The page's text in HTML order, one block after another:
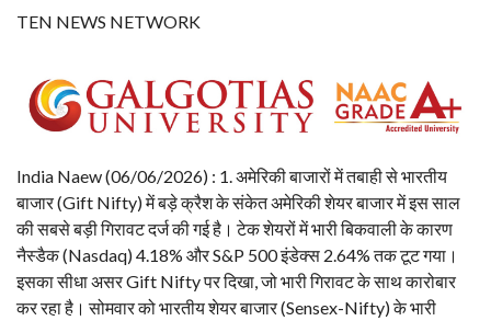
TEN NEWS NETWORK
India Naew (06/06/2026) : ​1. अमेरिकी बाजारों में तबाही से भारतीय
बाजार (Gift Nifty) में बड़े क्रैश के संकेत ​अमेरिकी शेयर बाजार में इस साल
की सबसे बड़ी गिरावट दर्ज की गई है। टेक शेयरों में भारी बिकवाली के कारण
नैस्डैक (Nasdaq) 4.18% और S&P 500 इंडेक्स 2.64% तक टूट गया।
इसका सीधा असर Gift Nifty पर दिखा, जो भारी गिरावट के साथ कारोबार
कर रहा है। सोमवार को भारतीय शेयर बाजार (Sensex-Nifty) के भारी